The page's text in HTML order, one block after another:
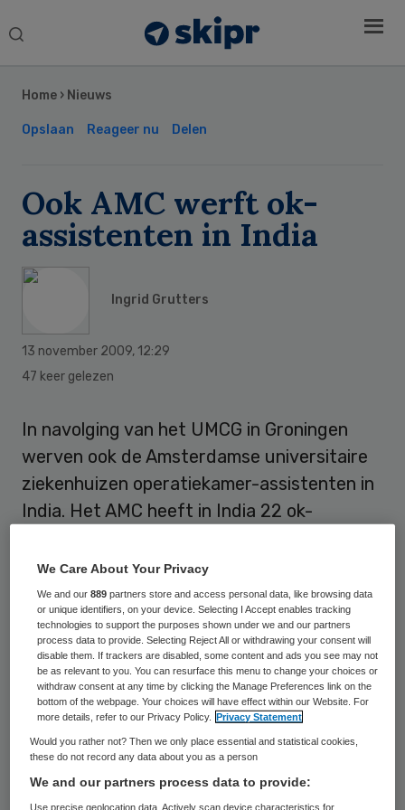
Search
Home › Nieuws
Opslaan Reageer nu Delen
Ook AMC werft ok-
assistenten in India
Ingrid Grutters
13 november 2009, 12:29
47 keer gelezen
In navolging van het UMCG in Groningen
werven ook de Amsterdamse universitaire
ziekenhuizen operatiekamer-assistenten in
India. Het AMC heeft in India 22 ok-
ziekenhuis gaan werken. Een afvaardiging
van het VU medisch centrum vertrekt
volgende week naar India om tien ok-
assistenten te werven. Dit meldt Het
Parool.
Tekort aan ok-assistenten
In Nederland en Europa is een groot tekort
aan ok-assistenten. Daarom verwacht een
Sidebar
We Care About Your Privacy
We and our889 partners store and access personal data, like browsing data
or unique identifiers, on your device. Selecting I Accept enables tracking
technologies to support the purposes shown under we and our partners
process data to provide. Selecting Reject All or withdrawing your consent will
disable them. If trackers are disabled, some content and ads you see may not
be as relevant to you. You can resurface this menu to change your choices or
withdraw consent at any time by clicking the Manage Preferences link on the
bottom of the webpage. Your choices will have effect within our Website. For
more details, refer to our Privacy Policy.
Privacy Statement
Would you rather not? Then we only place essential and statistical cookies,
these do not record any data about you as a person
We and our partners process data to provide:
Use precise geolocation data. Actively scan device characteristics for